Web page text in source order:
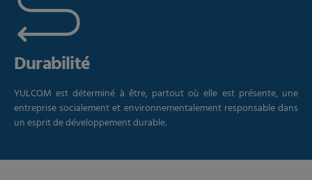
Durabilité
YULCOM est déterminé à être, partout où elle est présente, une
entreprise socialement et environnementalement responsable dans
un esprit de développement durable.